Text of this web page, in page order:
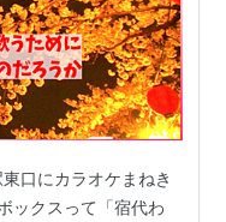
口にカラオケまねき
ックスって「宿代わ